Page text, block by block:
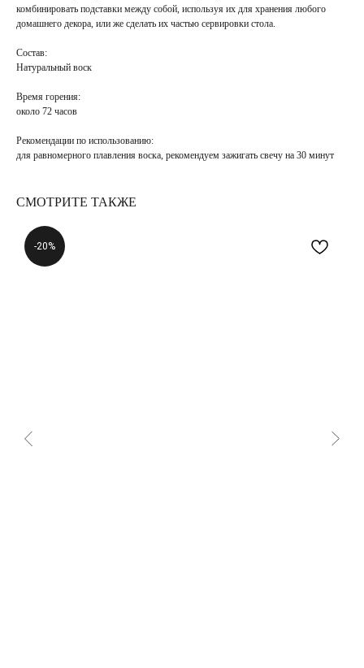
комбинировать подставки между собой, используя их для хранения любого
домашнего декора, или же сделать их частью сервировки стола.
Состав:
Натуральный воск
Время горения:
около 72 часов
Рекомендации по использованию:
для равномерного плавления воска, рекомендуем зажигать свечу на 30 минут
СМОТРИТЕ ТАКЖЕ
-20%